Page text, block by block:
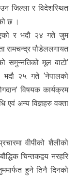
जिल्ला र विदेशस्थित
छ ।
र भदौ २४ गते जुम
रामचन्द्र पौडेललगायत
समुन्नतिको मूल बाटो’
२५ गते ‘नेपालको
विषयक कार्यक्रम
एवं अन्य विज्ञहरु वक्ता
वीपीको शैलीको
चिन्तकद्वय नरहरि
हुने तिनै दिनको